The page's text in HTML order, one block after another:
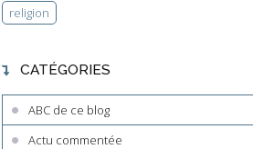
religion
CATÉGORIES
ABC de ce blog
Actu commentée